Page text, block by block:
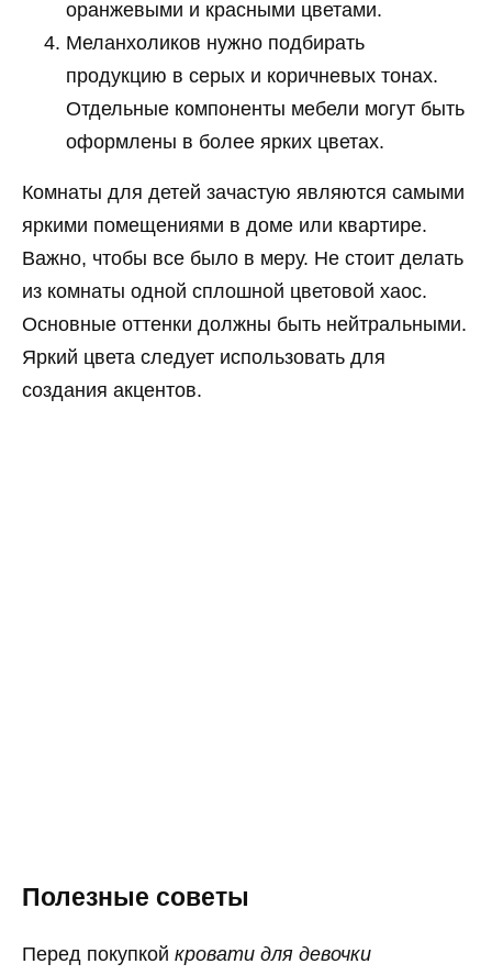
оранжевыми и красными цветами.
Меланхоликов нужно подбирать
продукцию в серых и коричневых тонах.
Отдельные компоненты мебели могут быть
оформлены в более ярких цветах.
Комнаты для детей зачастую являются самыми
яркими помещениями в доме или квартире.
Важно, чтобы все было в меру. Не стоит делать
из комнаты одной сплошной цветовой хаос.
Основные оттенки должны быть нейтральными.
Яркий цвета следует использовать для
создания акцентов.
Полезные советы
Перед покупкой кровати для девочки